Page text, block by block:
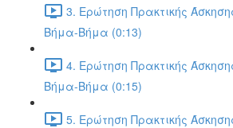
3. Ερώτηση Πρακτικής
Βήμα-Βήμα (0:13)
4. Ερώτηση Πρακτικής
Βήμα-Βήμα (0:15)
5. Ερώτηση Πρακτικής